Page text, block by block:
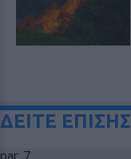
ΔΕΙΤΕ ΕΠΙΣΗΣ